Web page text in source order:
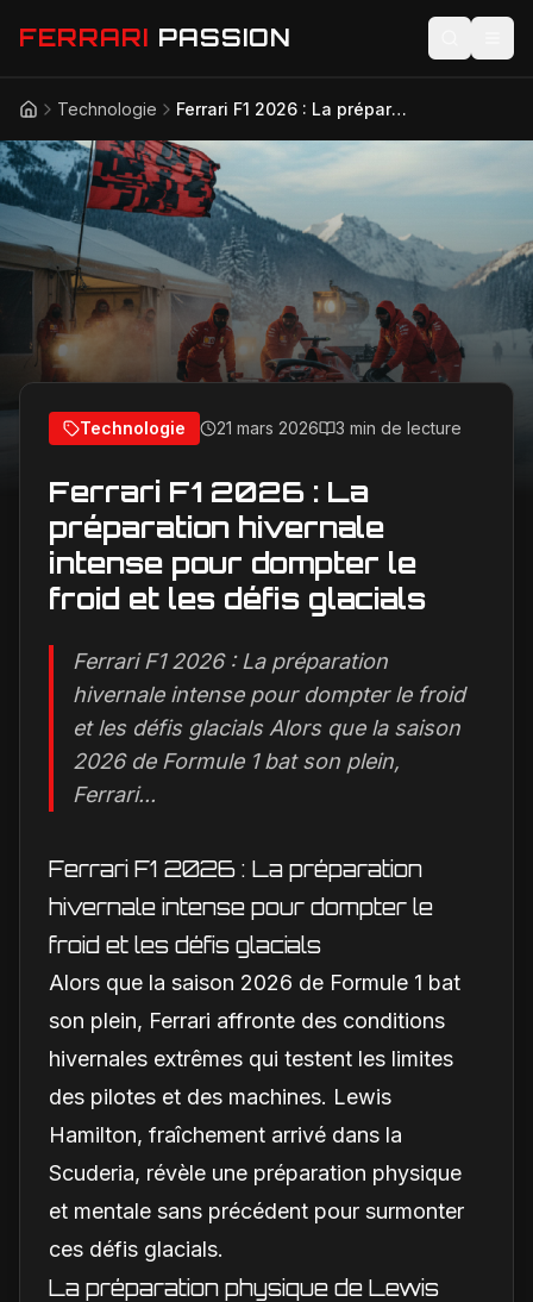
FERRARI PASSION
Actualités
Modèles
Compétition
Technologie
Lifestyle
AccueilTechnologie Ferrari F1 2026 : La préparation hivernale intense pour dompter le froid et les défis glacials
Technologie 21 mars 2026 3 min de lecture
Ferrari F1 2026 : La
préparation hivernale
intense pour dompter le
froid et les défis glacials
Ferrari F1 2026 : La préparation
hivernale intense pour dompter le froid
et les défis glacials Alors que la saison
2026 de Formule 1 bat son plein,
Ferrari...
Ferrari F1 2026 : La préparation
hivernale intense pour dompter le
froid et les défis glacials
Alors que la saison 2026 de Formule 1 bat
son plein, Ferrari affronte des conditions
hivernales extrêmes qui testent les limites
des pilotes et des machines. Lewis
Hamilton, fraîchement arrivé dans la
Scuderia, révèle une préparation physique
et mentale sans précédent pour surmonter
ces défis glacials.
La préparation physique de Lewis